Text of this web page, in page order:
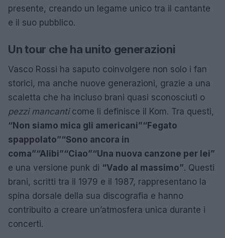
presente, creando un legame unico tra il cantante
e il suo pubblico.
Un tour che ha unito generazioni
Vasco Rossi ha saputo coinvolgere non solo i fan
storici, ma anche nuove generazioni, grazie a una
scaletta che ha incluso brani quasi sconosciuti o
pezzi mancanticome li definisce il Kom. Tra questi,
“Non siamo mica gli americani”“Fegato
spappolato”“Sono ancora in
coma”“Alibi”“Ciao”“Una nuova canzone per lei”
e una versione punk di “Vado al massimo”. Questi
brani, scritti tra il 1979 e il 1987, rappresentano la
spina dorsale della sua discografia e hanno
contribuito a creare un’atmosfera unica durante i
concerti.